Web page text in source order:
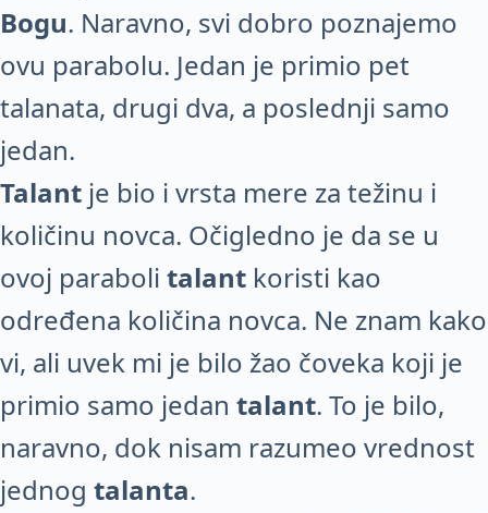
Bogu. Naravno, svi dobro poznajemo
ovu parabolu. Jedan je primio pet
talanata, drugi dva, a poslednji samo
jedan.
Talant je bio i vrsta mere za težinu i
količinu novca. Očigledno je da se u
ovoj paraboli talant koristi kao
određena količina novca. Ne znam kako
vi, ali uvek mi je bilo žao čoveka koji je
primio samo jedan talant. To je bilo,
naravno, dok nisam razumeo vrednost
jednog talanta.